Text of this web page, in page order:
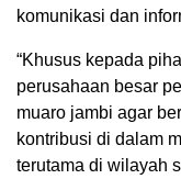
komunikasi dan
“Khusus kepada
perusahaan besar
muaro jambi agar
kontribusi di dalam
terutama di wilayah